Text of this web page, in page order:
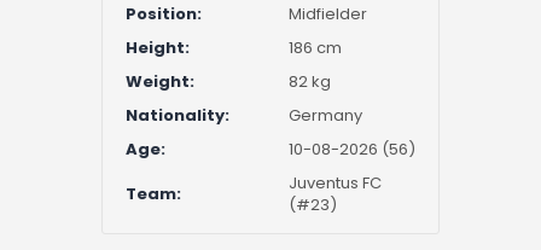
Position:
Midfielder
Height:
186 cm
Weight:
82 kg
Nationality:
Germany
Age:
10-08-2026 (56)
Team:
Juventus FC
(#23)